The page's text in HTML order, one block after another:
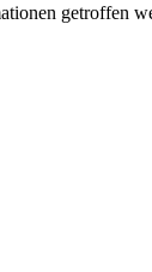
getroffen